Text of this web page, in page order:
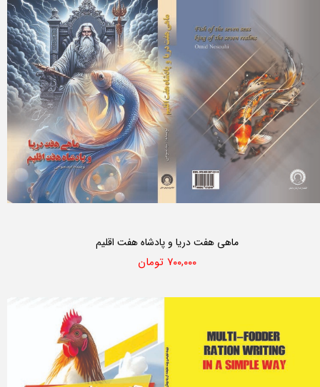
ماهی هفت دریا و پادشاه هفت اقلیم
۷۰۰,۰۰۰ تومان